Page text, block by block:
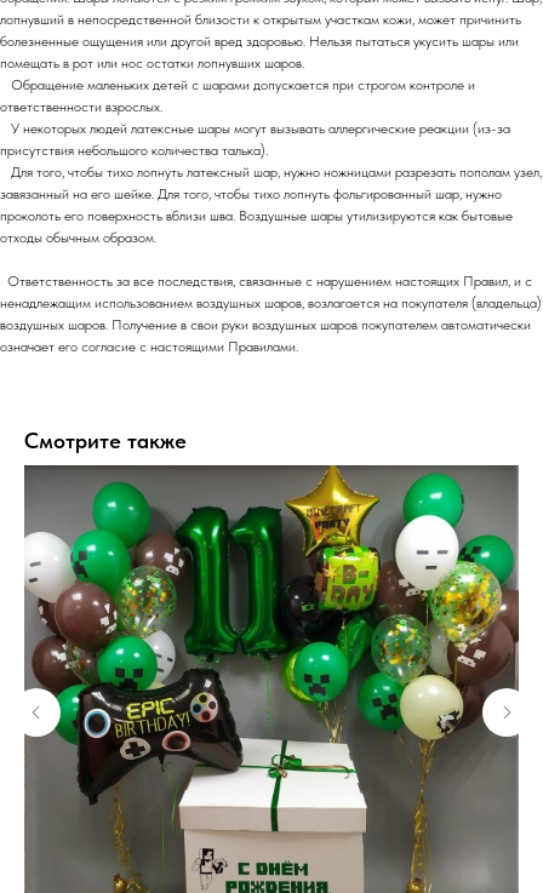
лопнувший в непосредственной близости к открытым участкам кожи, может причинить
болезненные ощущения или другой вред здоровью. Нельзя пытаться укусить шары или
помещать в рот или нос остатки лопнувших шаров.
Обращение маленьких детей с шарами допускается при строгом контроле и
ответственности взрослых.
У некоторых людей латексные шары могут вызывать аллергические реакции (из-за
присутствия небольшого количества талька).
Для того, чтобы тихо лопнуть латексный шар, нужно ножницами разрезать пополам узел,
завязанный на его шейке. Для того, чтобы тихо лопнуть фольгированный шар, нужно
проколоть его поверхность вблизи шва. Воздушные шары утилизируются как бытовые
отходы обычным образом.
Ответственность за все последствия, связанные с нарушением настоящих Правил, и с
ненадлежащим использованием воздушных шаров, возлагается на покупателя (владельца)
воздушных шаров. Получение в свои руки воздушных шаров покупателем автоматически
означает его согласие с настоящими Правилами.
Смотрите также